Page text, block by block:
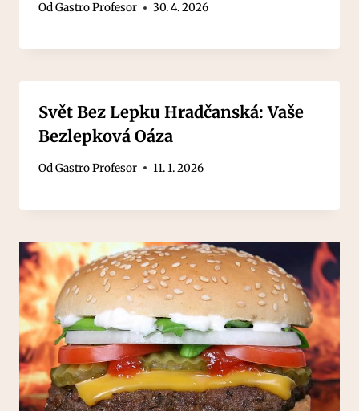
OdGastro Profesor 30. 4. 2026
Svět Bez Lepku Hradčanská: Vaše
Bezlepková Oáza
OdGastro Profesor 11. 1. 2026